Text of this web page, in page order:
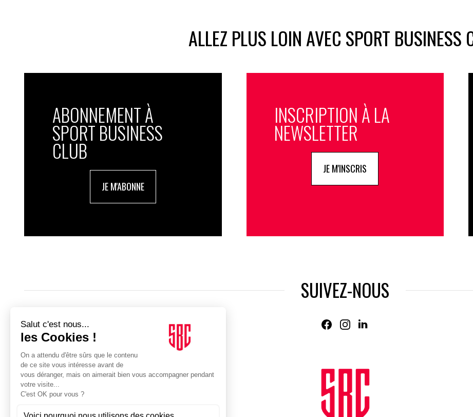
ALLEZ PLUS LOIN AVEC SPORT BUSINESS
ABONNEMENT À
SPORT BUSINESS
CLUB
JE M'ABONNE
INSCRIPTION À LA
NEWSLETTER
JE M'INSCRIS
SUIVEZ-NOUS